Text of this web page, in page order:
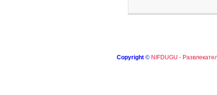
Copyright © NIFDUGU -